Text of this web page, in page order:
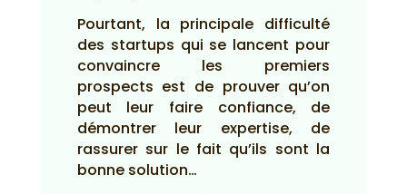
Pourtant, la principale difficulté
des startups qui se lancent pour
convaincre les premiers
prospects est de prouver qu’on
peut leur faire confiance, de
démontrer leur expertise, de
rassurer sur le fait qu’ils sont la
bonne solution…